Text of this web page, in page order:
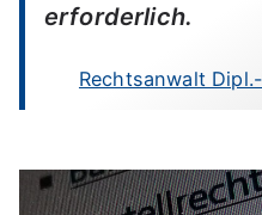
erforderlich.
Rechtsanwalt